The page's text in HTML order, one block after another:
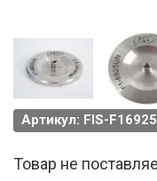
Артикул: FIS-
Товар не